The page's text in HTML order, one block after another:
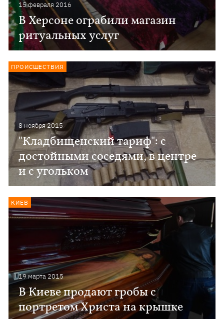
15 февраля 2016
В Херсоне ограбили магазин
ритуальных услуг
8 ноября 2015
"Кладбищенский тариф": с
достойными соседями, в центре
и с угольком
ПРОИСШЕСТВИЯ
19 марта 2015
В Киеве продают гробы с
портретом Христа на крышке
КИЕВ